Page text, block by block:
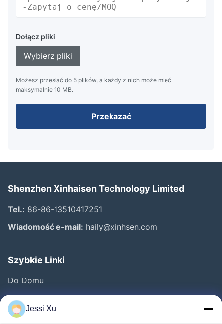
Dołącz pliki
Wybierz pliki
Możesz przesłać do 5 plików, a każdy z nich może mieć
maksymalnie 10 MB.
Przekazać
Shenzhen Xinhaisen Technology Limited
Tel.: 86-86-13510417251
Wiadomość e-mail: haily@xinhsen.com
Szybkie Linki
Do Domu
Produkty
Filmy
Jessi Xu